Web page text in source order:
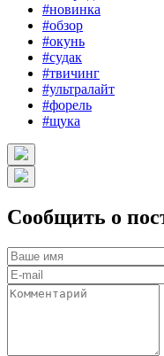
#новинка
#обзор
#окунь
#судак
#твичинг
#ультралайт
#форель
#щука
Сообщить о